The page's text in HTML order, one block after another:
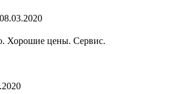
08.03.2020
Хорошие цены. Сервис.